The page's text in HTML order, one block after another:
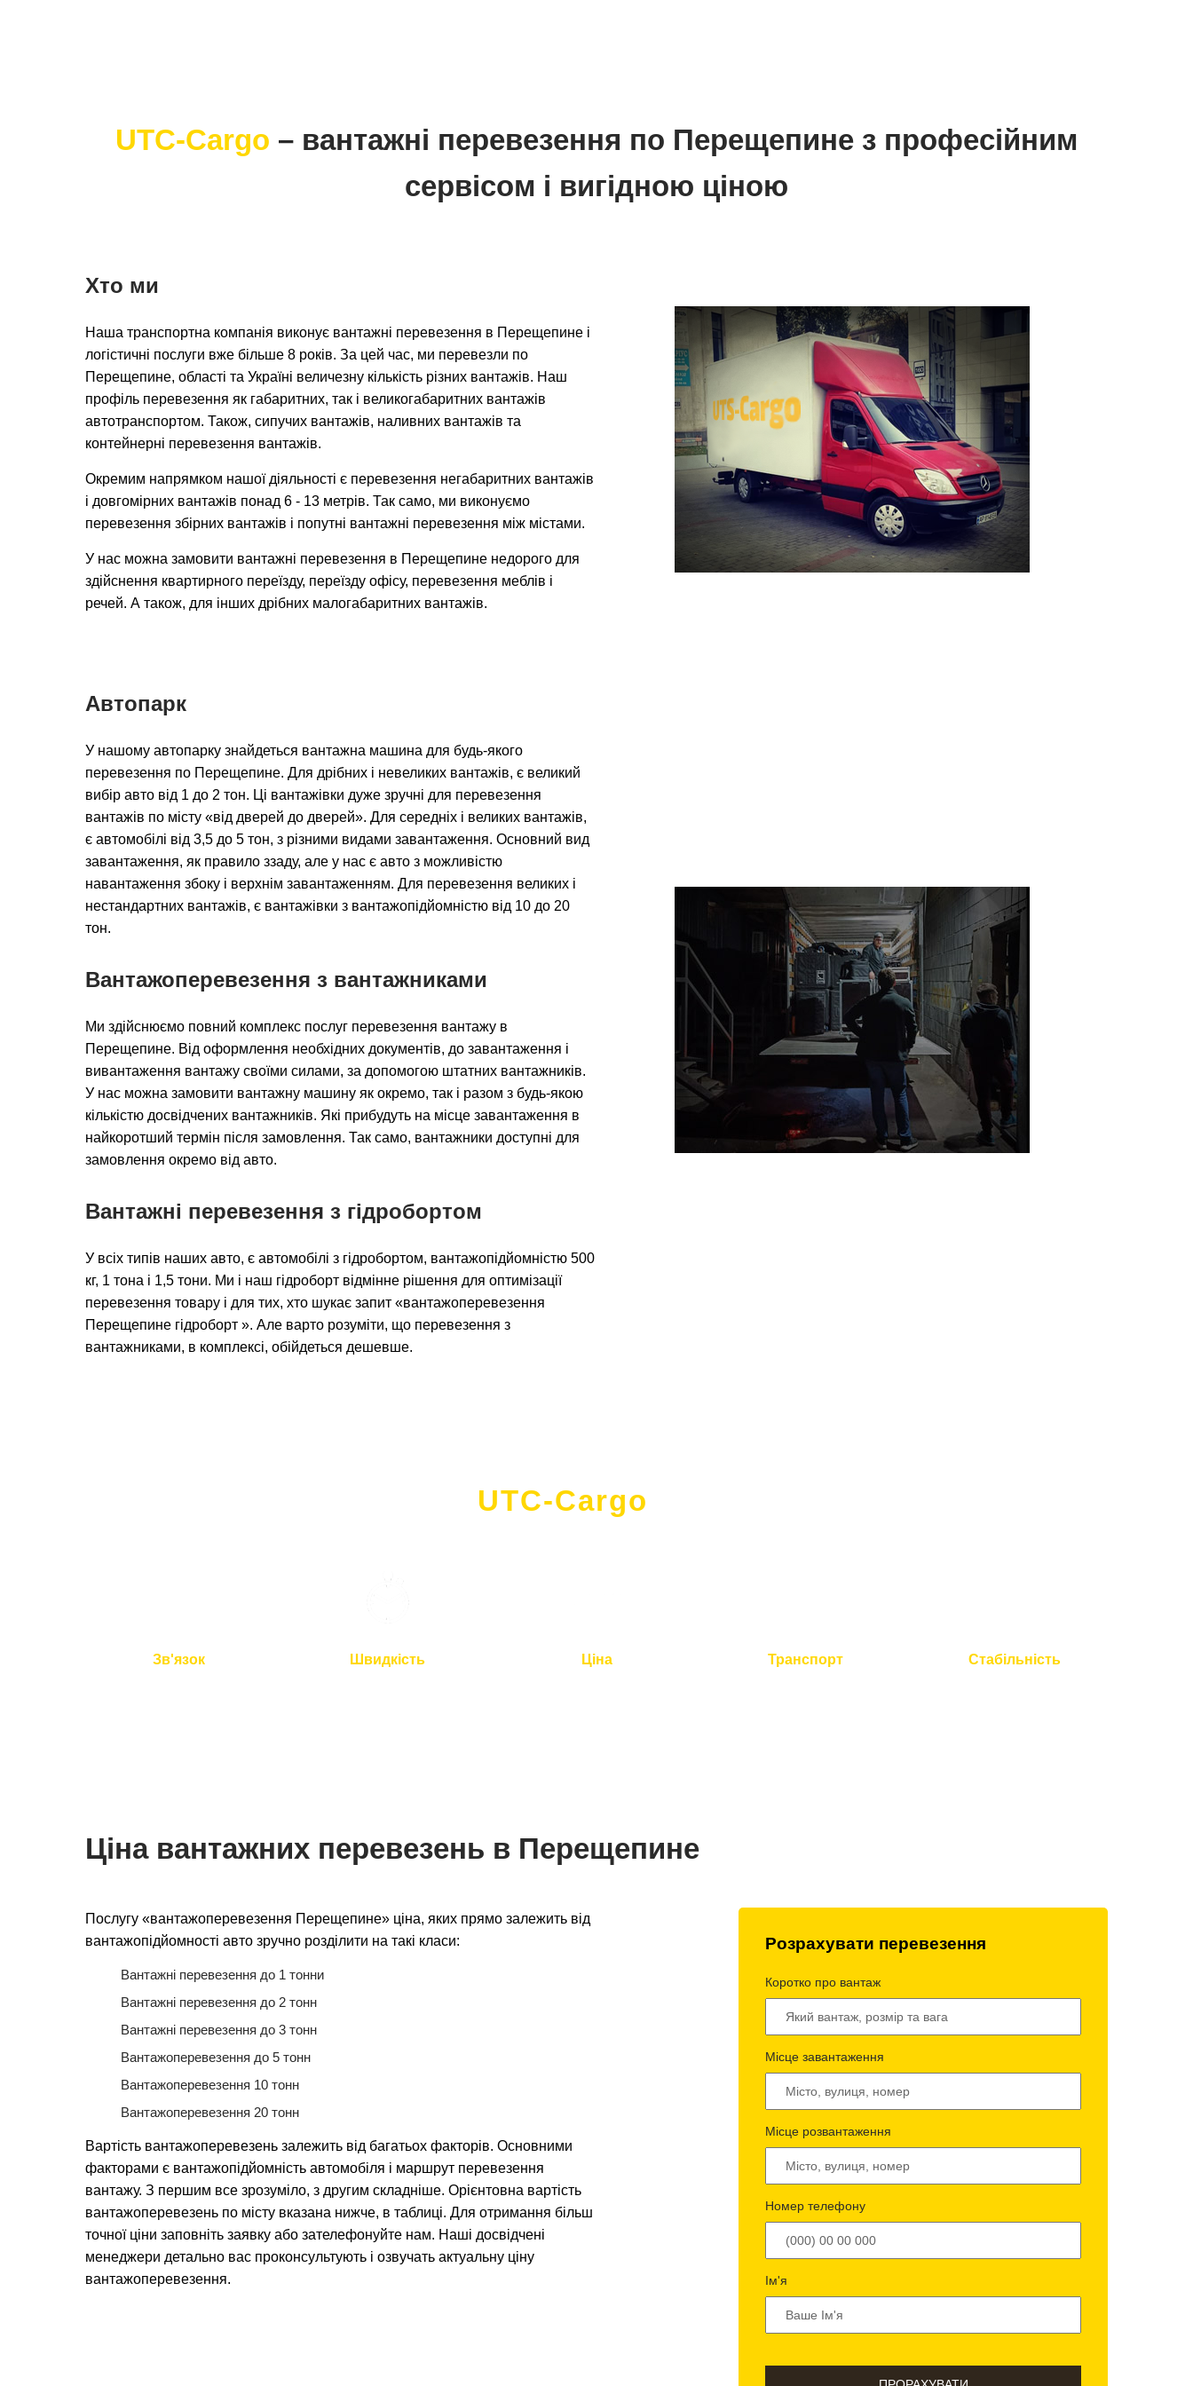
UTC-Cargo – вантажні перевезення по Перещепине з професійним
сервісом і вигідною ціною
Хто ми
Наша транспортна компанія виконує вантажні перевезення в Перещепине і
логістичні послуги вже більше 8 років. За цей час, ми перевезли по
Перещепине, області та Україні величезну кількість різних вантажів. Наш
профіль перевезення як габаритних, так і великогабаритних вантажів
автотранспортом. Також, сипучих вантажів, наливних вантажів та
контейнерні перевезення вантажів.
Окремим напрямком нашої діяльності є перевезення негабаритних вантажів
і довгомірних вантажів понад 6 - 13 метрів. Так само, ми виконуємо
перевезення збірних вантажів і попутні вантажні перевезення між містами.
У нас можна замовити вантажні перевезення в Перещепине недорого для
здійснення квартирного переїзду, переїзду офісу, перевезення меблів і
речей. А також, для інших дрібних малогабаритних вантажів.
Автопарк
У нашому автопарку знайдеться вантажна машина для будь-якого
перевезення по Перещепине. Для дрібних і невеликих вантажів, є великий
вибір авто від 1 до 2 тон. Ці вантажівки дуже зручні для перевезення
вантажів по місту «від дверей до дверей». Для середніх і великих вантажів,
є автомобілі від 3,5 до 5 тон, з різними видами завантаження. Основний вид
завантаження, як правило ззаду, але у нас є авто з можливістю
навантаження збоку і верхнім завантаженням. Для перевезення великих і
нестандартних вантажів, є вантажівки з вантажопідйомністю від 10 до 20
тон.
Вантажоперевезення з вантажниками
Ми здійснюємо повний комплекс послуг перевезення вантажу в
Перещепине. Від оформлення необхідних документів, до завантаження і
вивантаження вантажу своїми силами, за допомогою штатних вантажників.
У нас можна замовити вантажну машину як окремо, так і разом з будь-якою
кількістю досвідчених вантажників. Які прибудуть на місце завантаження в
найкоротший термін після замовлення. Так само, вантажники доступні для
замовлення окремо від авто.
Вантажні перевезення з гідробортом
У всіх типів наших авто, є автомобілі з гідробортом, вантажопідйомністю 500
кг, 1 тона і 1,5 тони. Ми і наш гідроборт відмінне рішення для оптимізації
перевезення товару і для тих, хто шукає запит «вантажоперевезення
Перещепине гідроборт ». Але варто розуміти, що перевезення з
вантажниками, в комплексі, обійдеться дешевше.
UTC-Cargo
Зв'язок
Швидкість
Ціна
Транспорт
Стабільність
Ціна вантажних перевезень в Перещепине
Послугу «вантажоперевезення Перещепине» ціна, яких прямо залежить від
вантажопідйомності авто зручно розділити на такі класи:
Вантажні перевезення до 1 тонни
Вантажні перевезення до 2 тонн
Вантажні перевезення до 3 тонн
Вантажоперевезення до 5 тонн
Вантажоперевезення 10 тонн
Вантажоперевезення 20 тонн
Вартість вантажоперевезень залежить від багатьох факторів. Основними
факторами є вантажопідйомність автомобіля і маршрут перевезення
вантажу. З першим все зрозуміло, з другим складніше. Орієнтовна вартість
вантажоперевезень по місту вказана нижче, в таблиці. Для отримання більш
точної ціни заповніть заявку або зателефонуйте нам. Наші досвідчені
менеджери детально вас проконсультують і озвучать актуальну ціну
вантажоперевезення.
Розрахувати перевезення
Коротко про вантаж
Місце завантаження
Місце розвантаження
Номер телефону
Ім'я